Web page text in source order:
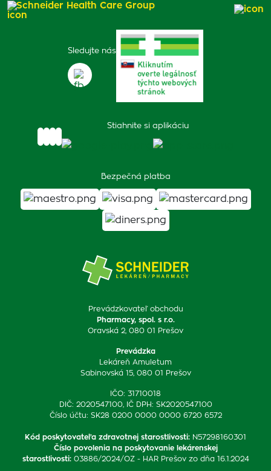
Prevádzkovateľ obchodu
Pharmacy, spol. s r.o.
Oravská 2, 080 01 Prešov
Prevádzka
Lekáreň Amuletum
Sabinovská 15, 080 01 Prešov
IČO: 31710018
DIČ: 2020547100, IČ DPH: SK2020547100
Číslo účtu: SK28 0200 0000 0000 6720 6572
Kód poskytovateľa zdravotnej starostlivosti: N57298160301
Číslo povolenia na poskytovanie lekárenskej
starostlivosti: 03886/2024/OZ - HAR Prešov zo dňa 16.1.2024
Sledujte nás
Stiahnite si aplikáciu
Bezpečná platba
Schneider Health Care Group